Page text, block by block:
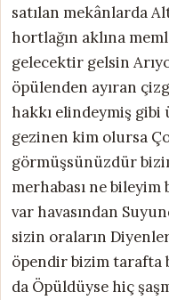
satılan mekânlarda
hortlağın aklına
gelecektir gelsin
öpülenden ayıran
hakkı elindeymiş
gezinen kim olursa
görmüşsünüzdür
merhabası ne
var havasından
sizin oraların
öpendir bizim tarafta
da Öpüldüyse hiç